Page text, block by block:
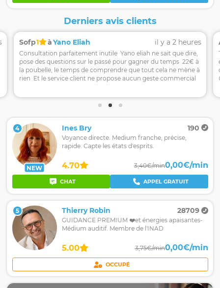
Derniers avis clients
Sofp1 àYano Eliah il y a 2 heures
Consultation parfaitement inutile Yano eliah ne sait que dire,
pose des questions sur le passé pour gagner du temps 22€ à
la poubelle, le temps de comprendre que tout cela ne mène à
rien Et le service client ne propose aucun geste commercial
NEW
4 Ines Bry 190
Voyance directe. Medium franche, précise,
rapide. Capte les états d'esprits.
4.70 3,40€/min0,00€/min
CHAT APPEL GRATUIT
5 Thierry Robin 28709
GUIDANCE PREMIUM ❤️et énergies apaisantes-
Médium auditif. Membre de l'INAD
5.00 3,75€/min0,00€/min
OCCUPÉ